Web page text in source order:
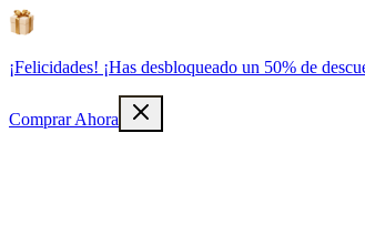
¡Felicidades! ¡Has desbloqueado un 50% de
Comprar Ahora